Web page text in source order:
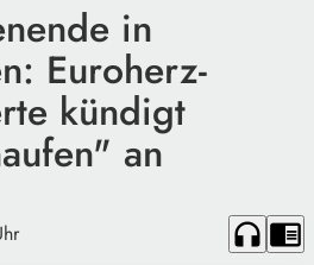
in
Euroherz-
kündigt
an
headphones chrome_reader_mode